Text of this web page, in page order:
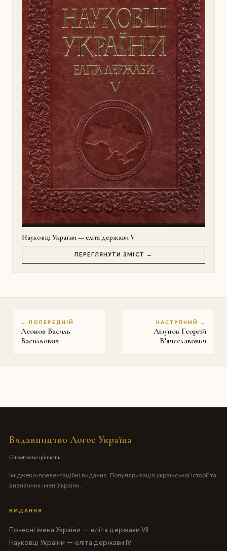
Науковці України — еліта держави V
ПЕРЕГЛЯНУТИ ЗМІСТ →
← ПОПЕРЕДНІЙ
Леонов Василь
Васильович
НАСТУПНИЙ →
Лізунов Георгій
В’ячеславович
Видавництво Логос Україна
Створюємо цінність
Іміджево-презентаційні видання. Популяризація української історії та
визначних імен України.
ВИДАННЯ
Почесні імена України — еліта держави VII
Науковці України — еліта держави IV